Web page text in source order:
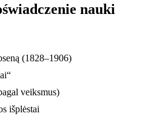
nauki
(1828–1906)
veiksmus)
išplėstai